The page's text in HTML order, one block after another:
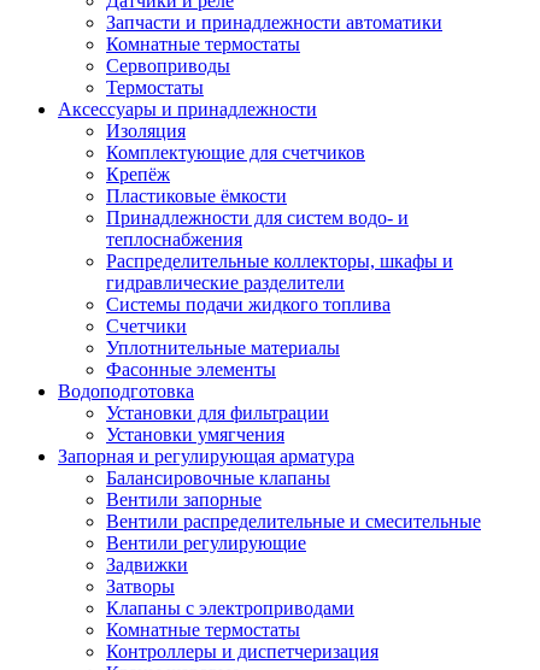
Запчасти и принадлежности автоматики
Комнатные термостаты
Сервоприводы
Термостаты
Аксессуары и принадлежности
Изоляция
Комплектующие для счетчиков
Крепёж
Пластиковые ёмкости
Принадлежности для систем водо- и
теплоснабжения
Распределительные коллекторы, шкафы и
гидравлические разделители
Системы подачи жидкого топлива
Счетчики
Уплотнительные материалы
Фасонные элементы
Водоподготовка
Установки для фильтрации
Установки умягчения
Запорная и регулирующая арматура
Балансировочные клапаны
Вентили запорные
Вентили распределительные и смесительные
Вентили регулирующие
Задвижки
Затворы
Клапаны с электроприводами
Комнатные термостаты
Контроллеры и диспетчеризация